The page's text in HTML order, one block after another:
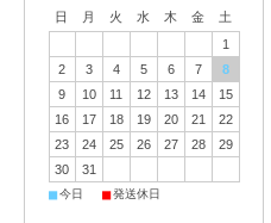
日 月 火 水 木 金
土
1
2
3 4 5 6 7
8
9
10 11 12 13 14
15
16
17 18 19 20 21
22
23
24 25 26 27 28
29
30
31
■今日 ■発送休日